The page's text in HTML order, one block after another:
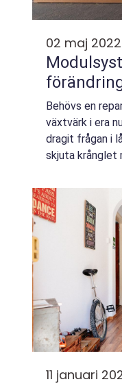
02 maj 2022
Behövs en
växtvärk i era
dragit frågan i
skjuta krånglet
men det
11 januari